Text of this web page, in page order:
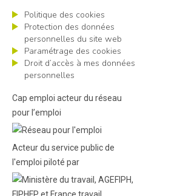
Politique des cookies
Protection des données
personnelles du site web
Paramétrage des cookies
Droit d’accès à mes données
personnelles
Cap emploi acteur du réseau
pour l’emploi
Acteur du service public de
l'emploi piloté par